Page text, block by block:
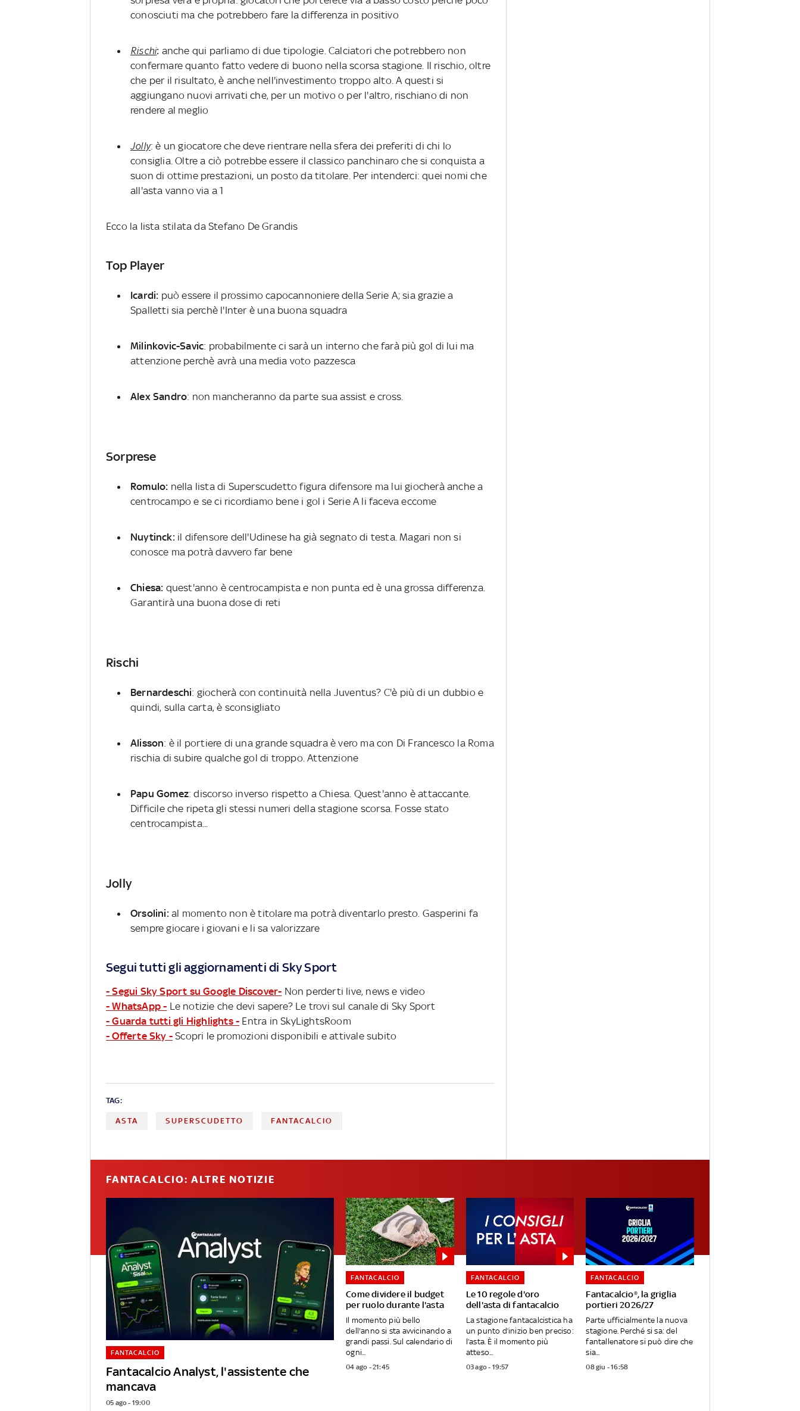
conosciuti ma che potrebbero fare la differenza in positivo
Rischi: anche qui parliamo di due tipologie. Calciatori che potrebbero non
confermare quanto fatto vedere di buono nella scorsa stagione. Il rischio, oltre
che per il risultato, è anche nell'investimento troppo alto. A questi si
aggiungano nuovi arrivati che, per un motivo o per l'altro, rischiano di non
rendere al meglio
Jolly: è un giocatore che deve rientrare nella sfera dei preferiti di chi lo
consiglia. Oltre a ciò potrebbe essere il classico panchinaro che si conquista a
suon di ottime prestazioni, un posto da titolare. Per intenderci: quei nomi che
all'asta vanno via a 1
Ecco la lista stilata da Stefano De Grandis
Top Player
Icardi: può essere il prossimo capocannoniere della Serie A; sia grazie a
Spalletti sia perchè l'Inter è una buona squadra
Milinkovic-Savic: probabilmente ci sarà un interno che farà più gol di lui ma
attenzione perchè avrà una media voto pazzesca
Alex Sandro: non mancheranno da parte sua assist e cross.
Sorprese
Romulo: nella lista di Superscudetto figura difensore ma lui giocherà anche a
centrocampo e se ci ricordiamo bene i gol i Serie A li faceva eccome
Nuytinck:il difensore dell'Udinese ha già segnato di testa. Magari non si
conosce ma potrà davvero far bene
Chiesa: quest'anno è centrocampista e non punta ed è una grossa differenza.
Garantirà una buona dose di reti
Rischi
Bernardeschi: giocherà con continuità nella Juventus? C'è più di un dubbio e
quindi, sulla carta, è sconsigliato
Alisson: è il portiere di una grande squadra è vero ma con Di Francesco la Roma
rischia di subire qualche gol di troppo. Attenzione
Papu Gomez: discorso inverso rispetto a Chiesa. Quest'anno è attaccante.
Difficile che ripeta gli stessi numeri della stagione scorsa. Fosse stato
centrocampista...
Jolly
Orsolini:al momento non è titolare ma potrà diventarlo presto. Gasperini fa
sempre giocare i giovani e li sa valorizzare
Segui tutti gli aggiornamenti di Sky Sport
- Segui Sky Sport su Google Discover- Non perderti live, news e video
- WhatsApp - Le notizie che devi sapere? Le trovi sul canale di Sky Sport
- Guarda tutti gli Highlights - Entra in SkyLightsRoom
- Offerte Sky - Scopri le promozioni disponibili e attivale subito
TAG:
ASTA SUPERSCUDETTO FANTACALCIO
FANTACALCIO: ALTRE NOTIZIE
Fantacalcio Analyst, l'assistente che
mancava
FANTACALCIO
05 ago - 19:00
Come dividere il budget
per ruolo durante l'asta
FANTACALCIO
Il momento più bello
dell'anno si sta avvicinando a
grandi passi. Sul calendario di
ogni...
04 ago - 21:45
Le 10 regole d'oro
dell'asta di fantacalcio
FANTACALCIO
La stagione fantacalcistica ha
un punto d’inizio ben preciso:
l’asta. È il momento più
atteso...
03 ago - 19:57
Fantacalcio®, la griglia
portieri 2026/27
FANTACALCIO
Parte ufficialmente la nuova
stagione. Perché si sa: del
fantallenatore si può dire che
sia...
08 giu - 16:58